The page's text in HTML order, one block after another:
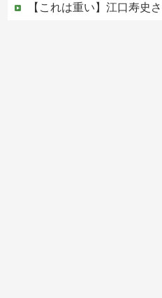
【これは重い】江口寿史さん「自分の絵